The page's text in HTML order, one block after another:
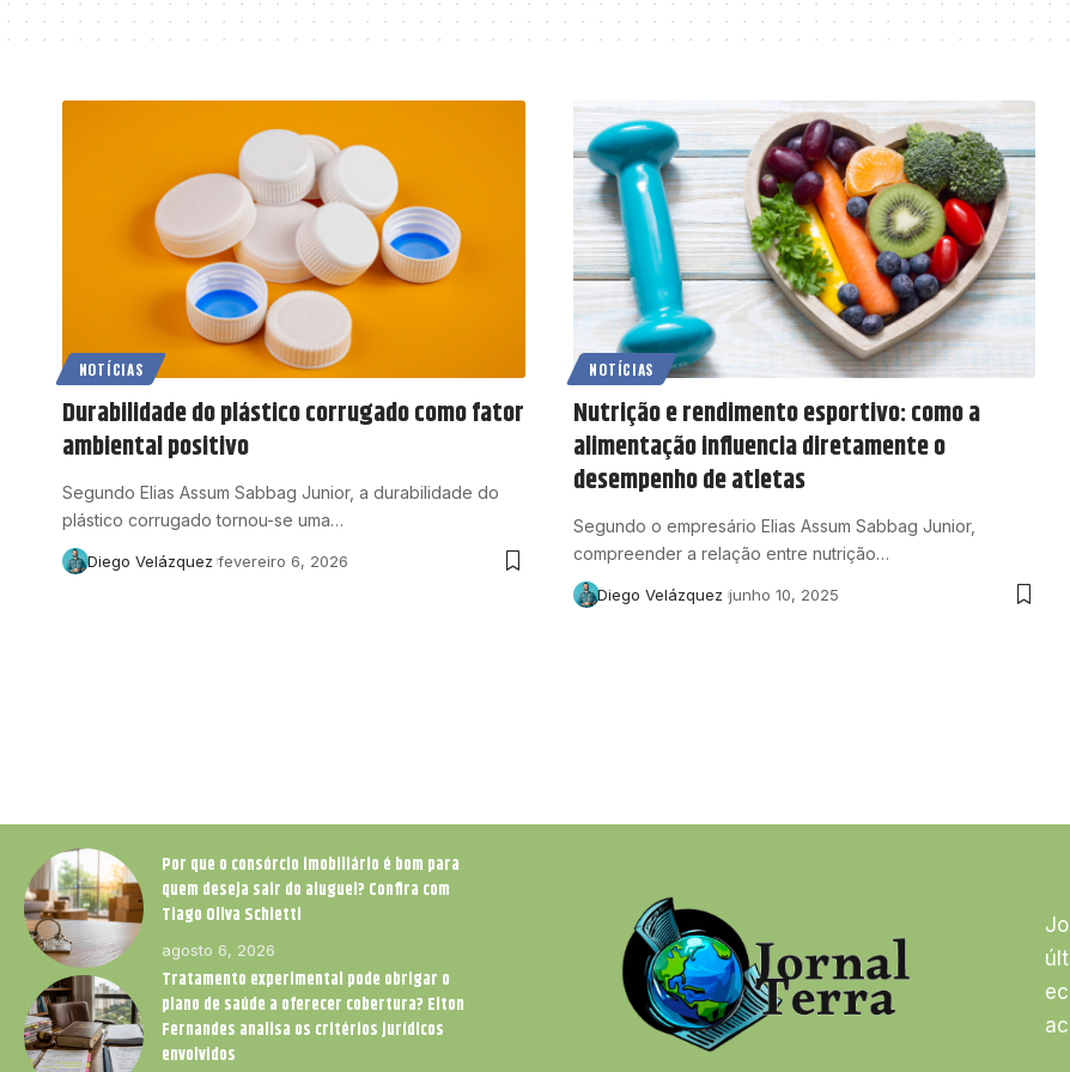
NOTÍCIAS
Durabilidade do plástico corrugado como fator
ambiental positivo
Segundo Elias Assum Sabbag Junior, a durabilidade do
plástico corrugado tornou-se uma…
Diego Velázquez fevereiro 6, 2026
NOTÍCIAS
Nutrição e rendimento esportivo: como a
alimentação influencia diretamente o
desempenho de atletas
Segundo o empresário Elias Assum Sabbag Junior,
compreender a relação entre nutrição…
Diego Velázquez junho 10, 2025
Por que o consórcio imobiliário é bom para
quem deseja sair do aluguel? Confira com
Tiago Oliva Schietti
agosto 6, 2026
Tratamento experimental pode obrigar o
plano de saúde a oferecer cobertura? Elton
Fernandes analisa os critérios jurídicos
envolvidos